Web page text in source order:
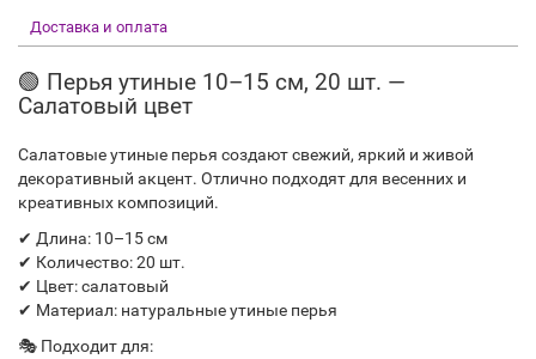
Доставка и оплата
🟢 Перья утиные 10–15 см, 20 шт. —
Салатовый цвет
Салатовые утиные перья создают свежий, яркий и живой
декоративный акцент. Отлично подходят для весенних и
креативных композиций.
✔ Длина: 10–15 см
✔ Количество: 20 шт.
✔ Цвет: салатовый
✔ Материал: натуральные утиные перья
🎭 Подходит для: